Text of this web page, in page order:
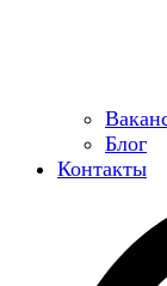
Блог
Контакты